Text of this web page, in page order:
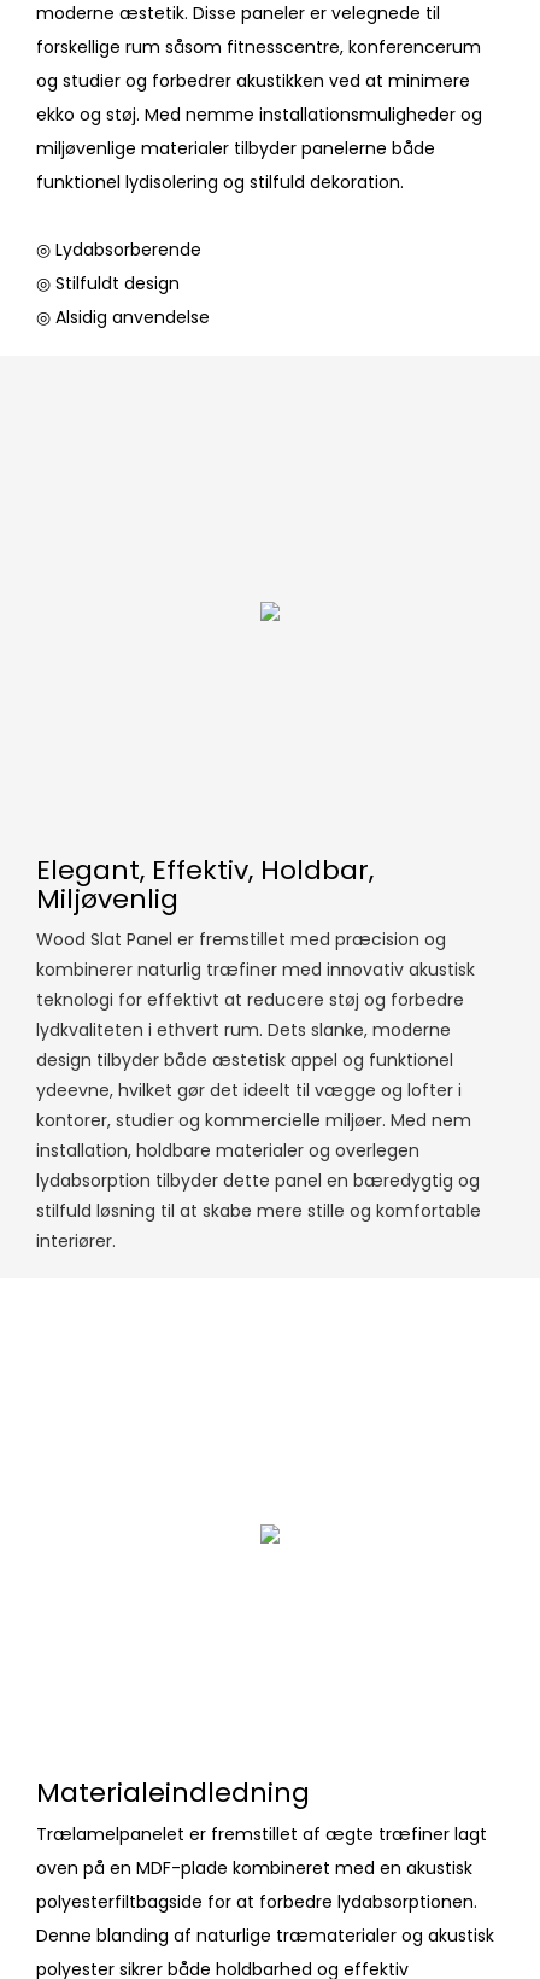
moderne æstetik. Disse paneler er velegnede til
forskellige rum såsom fitnesscentre, konferencerum
og studier og forbedrer akustikken ved at minimere
ekko og støj. Med nemme installationsmuligheder og
miljøvenlige materialer tilbyder panelerne både
funktionel lydisolering og stilfuld dekoration.
◎ Lydabsorberende
◎ Stilfuldt design
◎ Alsidig anvendelse
Elegant, Effektiv, Holdbar,
Miljøvenlig
Wood Slat Panel er fremstillet med præcision og
kombinerer naturlig træfiner med innovativ akustisk
teknologi for effektivt at reducere støj og forbedre
lydkvaliteten i ethvert rum. Dets slanke, moderne
design tilbyder både æstetisk appel og funktionel
ydeevne, hvilket gør det ideelt til vægge og lofter i
kontorer, studier og kommercielle miljøer. Med nem
installation, holdbare materialer og overlegen
lydabsorption tilbyder dette panel en bæredygtig og
stilfuld løsning til at skabe mere stille og komfortable
interiører.
Materialeindledning
Trælamelpanelet er fremstillet af ægte træfiner lagt
oven på en MDF-plade kombineret med en akustisk
polyesterfiltbagside for at forbedre lydabsorptionen.
Denne blanding af naturlige træmaterialer og akustisk
polyester sikrer både holdbarhed og effektiv